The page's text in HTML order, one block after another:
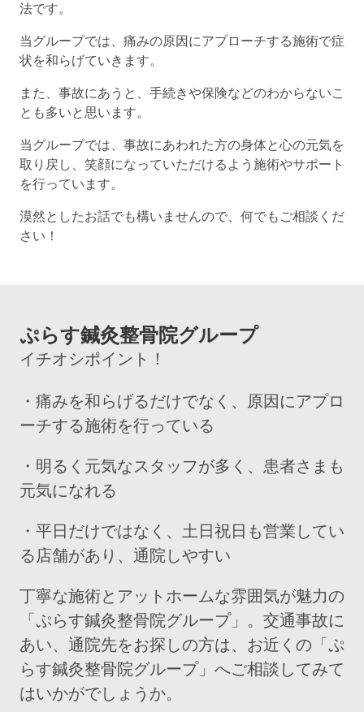
法です。
当グループでは、痛みの原因にアプローチする施術で症
状を和らげていきます。
また、事故にあうと、手続きや保険などのわからないこ
とも多いと思います。
当グループでは、事故にあわれた方の身体と心の元気を
取り戻し、笑顔になっていただけるよう施術やサポート
を行っています。
漠然としたお話でも構いませんので、何でもご相談くだ
さい！
ぷらす鍼灸整骨院グループ
イチオシポイント！
・痛みを和らげるだけでなく、原因にアプロ
ーチする施術を行っている
・明るく元気なスタッフが多く、患者さまも
元気になれる
・平日だけではなく、土日祝日も営業してい
る店舗があり、通院しやすい
丁寧な施術とアットホームな雰囲気が魅力の
「ぷらす鍼灸整骨院グループ」。交通事故に
あい、通院先をお探しの方は、お近くの「ぷ
らす鍼灸整骨院グループ」へご相談してみて
はいかがでしょうか。